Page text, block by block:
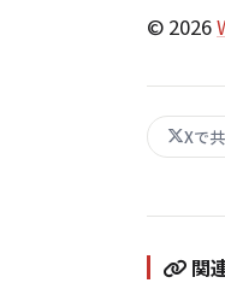
© 2026
Xで
関